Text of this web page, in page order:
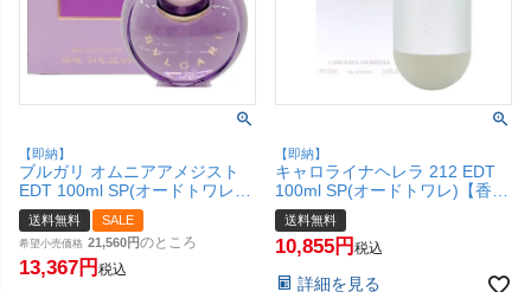
【即納】
ブルガリ オムニアアメジスト
EDT 100ml SP(オードトワレ)
【香水】【宅配便送料無料】
(6059617)
送料無料 SALE
希望小売価格 21,560 のところ
13,367 税込
【即納】
キャロライナヘレラ 212 EDT
100ml SP(オードトワレ)【香
水】【宅配便送料無料】
(6059286)
送料無料
10,855 税込
詳細を見る